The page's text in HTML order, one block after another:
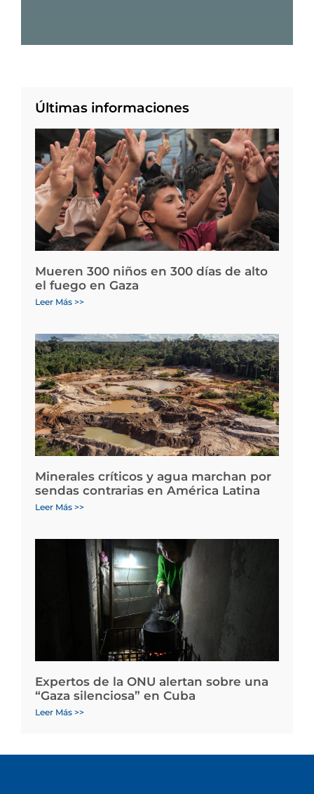
Últimas informaciones
Mueren 300 niños en 300 días de alto
el fuego en Gaza
Leer Más >>
Minerales críticos y agua marchan por
sendas contrarias en América Latina
Leer Más >>
Expertos de la ONU alertan sobre una
“Gaza silenciosa” en Cuba
Leer Más >>